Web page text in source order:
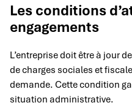
Les conditions
engagements
L’entreprise doit être à jour
de charges sociales et
demande. Cette condition
situation administrative.